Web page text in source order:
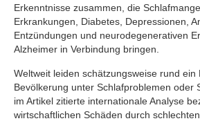
Erkenntnisse zusammen, die
Erkrankungen, Diabetes, Depressionen,
Entzündungen und neurodegenerativen
Alzheimer in Verbindung bringen.
Weltweit leiden schätzungsweise rund ein
Bevölkerung unter Schlafproblemen oder
im Artikel zitierte internationale Analyse
wirtschaftlichen Schäden durch